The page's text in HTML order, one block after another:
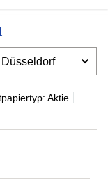
Aktie